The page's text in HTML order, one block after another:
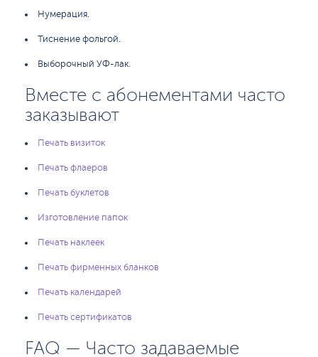
Нумерация.
Тиснение фольгой.
Выборочный УФ-лак.
Вместе с абонементами часто
заказывают
Печать визиток
Печать флаеров
Печать буклетов
Изготовление папок
Печать наклеек
Печать фирменных бланков
Печать календарей
Печать сертификатов
FAQ — Часто задаваемые